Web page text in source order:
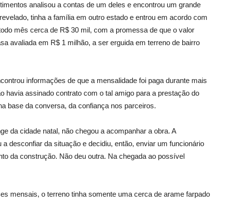
analisou a contas de um deles e encontrou um grande
tinha a família em outro estado e entrou em acordo com
mês cerca de R$ 30 mil, com a promessa de que o valor
avaliada em R$ 1 milhão, a ser erguida em terreno de bairro
informações de que a mensalidade foi paga durante mais
havia assinado contrato com o tal amigo para a prestação do
base da conversa, da confiança nos parceiros.
da cidade natal, não chegou a acompanhar a obra. A
desconfiar da situação e decidiu, então, enviar um funcionário
da construção. Não deu outra. Na chegada ao possível
mensais, o terreno tinha somente uma cerca de arame farpado